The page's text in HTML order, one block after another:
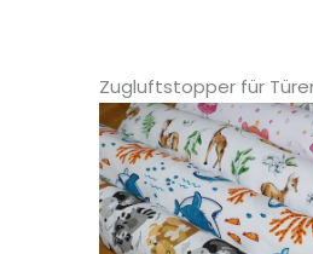
Zugluftstopper für